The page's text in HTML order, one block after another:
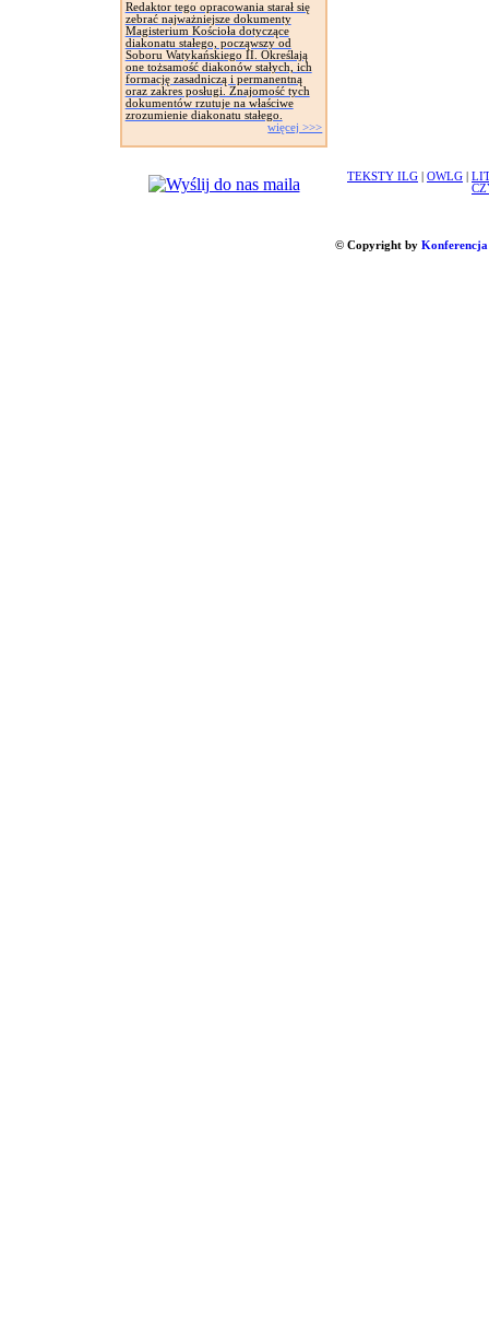
Redaktor tego opracowania starał się
zebrać najważniejsze dokumenty
Magisterium Kościoła dotyczące
diakonatu stałego, począwszy od
Soboru Watykańskiego II. Określają
one tożsamość diakonów stałych, ich
formację zasadniczą i permanentną
oraz zakres posługi. Znajomość tych
dokumentów rzutuje na właściwe
zrozumienie diakonatu stałego.
więcej >>>
TEKSTY ILG OWLG
© Copyright by Konferencja